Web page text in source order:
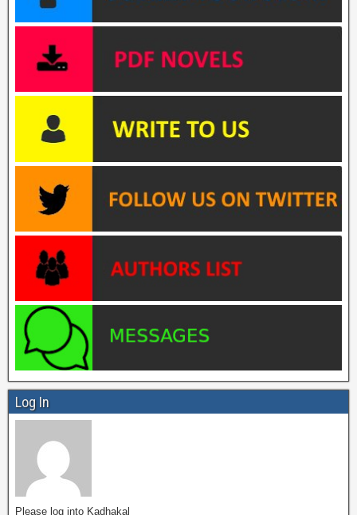
Log In
Please log into Kadhakal